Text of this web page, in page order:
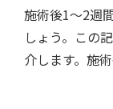
施術後1～2週
しょう。この
介します。施